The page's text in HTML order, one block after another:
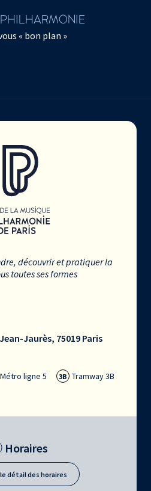
« bon plan »
découvrir et pratiquer la
toutes ses formes
Jaurès, 75019 Paris
Métro ligne 5 3B Tramway 3B
Horaires
détail des horaires